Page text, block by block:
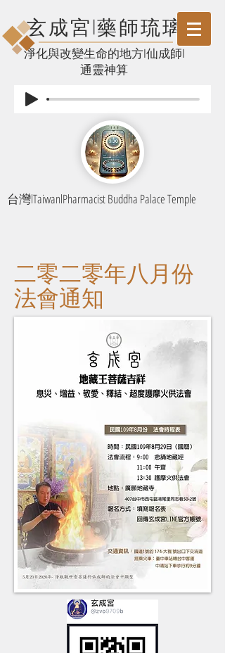
玄成宮l藥師琉璃
​淨化與改變生命的地方l仙成師l
通靈神算
台灣lTaiwanlPharmacist Buddha Palace Temple
二零二零年八月份
法會通知